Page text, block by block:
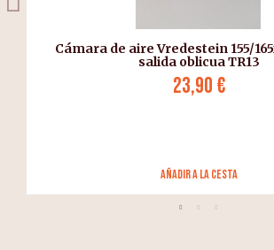
Cámara de aire Vredestein 155/
salida oblicua TR13
23,90 €
añadir a la cesta